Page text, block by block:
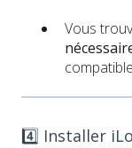
Vous
4️⃣ Installer